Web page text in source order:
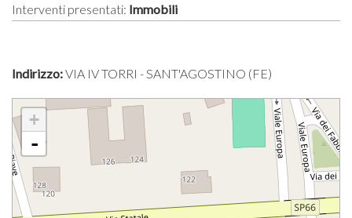
Interventi presentati: Immobili
Indirizzo:VIA IV TORRI - SANT'AGOSTINO (FE)
+
-